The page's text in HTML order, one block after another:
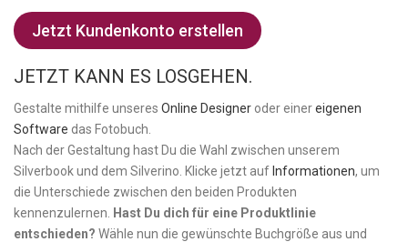
Jetzt Kundenkonto erstellen
JETZT KANN ES LOSGEHEN.
Gestalte mithilfe unseres Online Designer oder einereigenen
Software das Fotobuch.
Nach der Gestaltung hast Du die Wahl zwischen unserem
Silverbook und dem Silverino. Klicke jetzt auf Informationen, um
die Unterschiede zwischen den beiden Produkten
kennenzulernen.
Hast Du dich für eine Produktlinie
entschieden? Wähle nun die gewünschte Buchgröße aus und